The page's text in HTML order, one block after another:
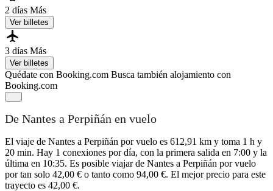
2 días Más
Ver billetes
3 días Más
Ver billetes
Quédate con Booking.com Busca también alojamiento con
Booking.com
De Nantes a Perpiñán en vuelo
El viaje de Nantes a Perpiñán por vuelo es 612,91 km y toma 1 h y
20 min. Hay 1 conexiones por día, con la primera salida en 7:00 y la
última en 10:35. Es posible viajar de Nantes a Perpiñán por vuelo
por tan solo 42,00 € o tanto como 94,00 €. El mejor precio para este
trayecto es 42,00 €.